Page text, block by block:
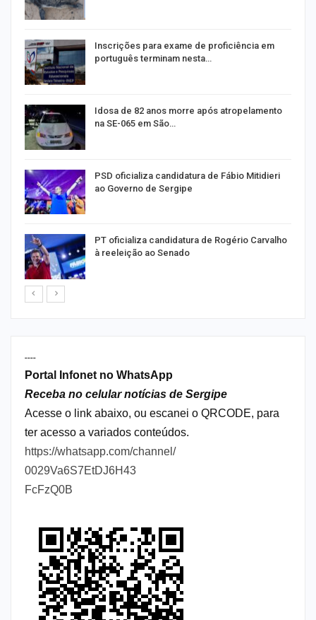
Inscrições para exame de proficiência em
português terminam nesta…
Idosa de 82 anos morre após atropelamento
na SE-065 em São…
PSD oficializa candidatura de Fábio Mitidieri
ao Governo de Sergipe
PT oficializa candidatura de Rogério Carvalho
à reeleição ao Senado
----
Portal Infonet no WhatsApp
Receba no celular notícias de Sergipe
Acesse o link abaixo, ou escanei o QRCODE, para
ter acesso a variados conteúdos.
https://whatsapp.com/channel/
0029Va6S7EtDJ6H43
FcFzQ0B